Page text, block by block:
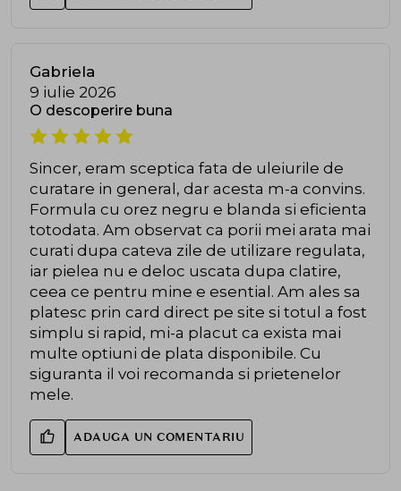
Gabriela
9 iulie 2026
O descoperire buna
Sincer, eram sceptica fata de uleiurile de
curatare in general, dar acesta m-a convins.
Formula cu orez negru e blanda si eficienta
totodata. Am observat ca porii mei arata mai
curati dupa cateva zile de utilizare regulata,
iar pielea nu e deloc uscata dupa clatire,
ceea ce pentru mine e esential. Am ales sa
platesc prin card direct pe site si totul a fost
simplu si rapid, mi-a placut ca exista mai
multe optiuni de plata disponibile. Cu
siguranta il voi recomanda si prietenelor
mele.
ADAUGA UN COMENTARIU